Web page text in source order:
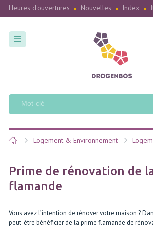
Heures d'ouvertures Nouvelles Index
Logement & Environnement
Prime de rénovation de
flamande
Vous avez l’intention de rénover votre maison ?
peut-être bénéficier de la prime flamande de